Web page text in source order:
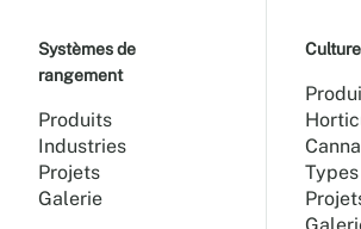
Systèmes de
rangement
Produits
Industries
Projets
Galerie